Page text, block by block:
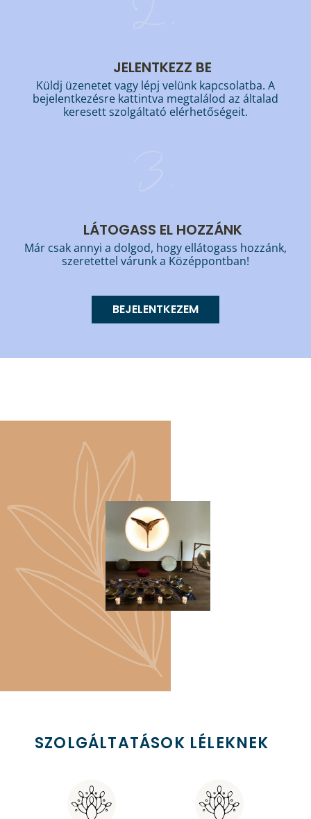
JELENTKEZZ BE
Küldj üzenetet vagy lépj velünk kapcsolatba. A
bejelentkezésre kattintva megtalálod az általad
keresett szolgáltató elérhetőségeit.
LÁTOGASS EL HOZZÁNK
Már csak annyi a dolgod, hogy ellátogass hozzánk,
szeretettel várunk a Középpontban!
BEJELENTKEZEM
SZOLGÁLTATÁSOK LÉLEKNEK